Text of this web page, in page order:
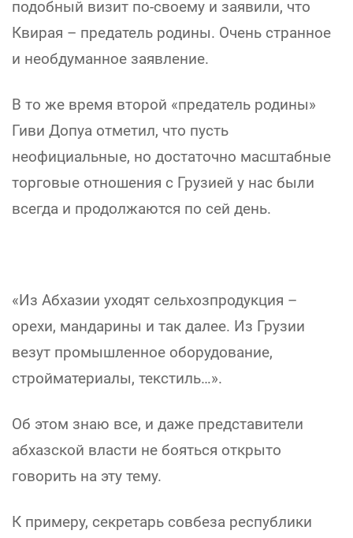
подобный визит по-своему и заявили, что
Квирая – предатель родины. Очень странное
и необдуманное заявление.
В то же время второй «предатель родины»
Гиви Допуа отметил, что пусть
неофициальные, но достаточно масштабные
торговые отношения с Грузией у нас были
всегда и продолжаются по сей день.
«Из Абхазии уходят сельхозпродукция –
орехи, мандарины и так далее. Из Грузии
везут промышленное оборудование,
стройматериалы, текстиль…».
Об этом знаю все, и даже представители
абхазской власти не бояться открыто
говорить на эту тему.
К примеру, секретарь совбеза республики